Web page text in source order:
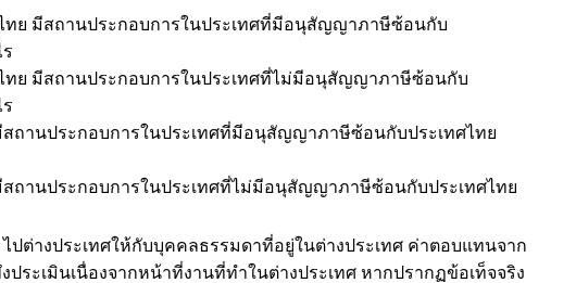
ย มีสถานประกอบการในประเทศที่มีอนุสัญญาภาษีซ้อนกับ
ย มีสถานประกอบการในประเทศที่ไม่มีอนุสัญญาภาษีซ้อนกับ
านประกอบการในประเทศที่มีอนุสัญญาภาษีซ้อนกับประเทศไทย
านประกอบการในประเทศที่ไม่มีอนุสัญญาภาษีซ้อนกับประเทศไทย
างประเทศให้กับบุคคลธรรมดาที่อยู่ในต่างประเทศ ค่าตอบแทนจาก
ระเมินเนื่องจากหน้าที่งานที่ทำในต่างประเทศ หากปรากฏข้อเท็จจริง